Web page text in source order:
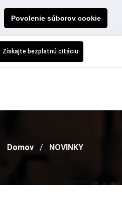
Povolenie súborov cookie
Získajte bezplatnú citáciu
Domov NOVINKY